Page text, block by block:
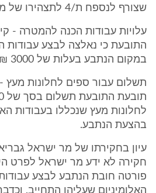
שצורף לנספח ת/4 לתצהירו של מר ישראל גבריאל).
עלויות עבודות הכנה להמטרה -
התובעת כי נאלצה לבצע עבודות
במקום הנתבע בעלות של 3000 ₪.
תשלום עבור ספים לחלונות
לחלונות מעץ שנכללו בעבודות
בהצעת הנתבע.
עיון בחקירתו של מר ישראל
חקירה לא ידע מר ישראל לפרט
פורטה חובת הנתבע לבצע
האלומיניום שעליהן התחייב,